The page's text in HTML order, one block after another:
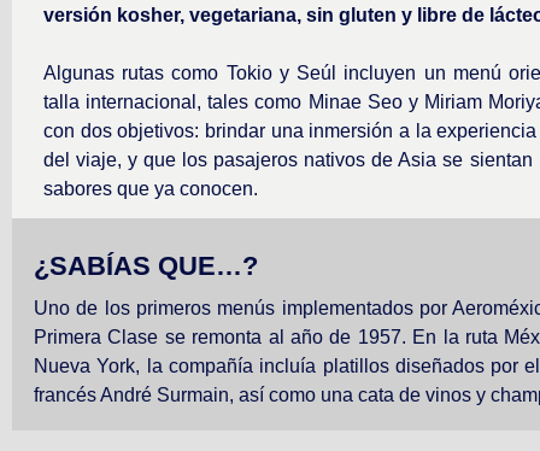
versión kosher, vegetariana, sin gluten y libre de
Algunas rutas como Tokio y Seúl incluyen un menú
talla internacional, tales como Minae Seo y Miriam
con dos objetivos: brindar una inmersión a la
del viaje, y que los pasajeros nativos de Asia se
sabores que ya conocen.
¿SABÍAS QUE…?
Uno de los primeros menús implementados por
Primera Clase se remonta al año de 1957. En la ruta
Nueva York, la compañía incluía platillos diseñados por
francés André Surmain, así como una cata de vinos y